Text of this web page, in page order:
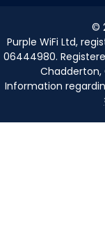
©
Purple WiFi Ltd,
06444980.
Chadderton,
Information